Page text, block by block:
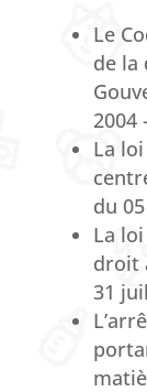
Le
de la
2004
La
du
La
droit
31